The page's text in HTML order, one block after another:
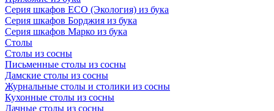
Серия шкафов ECO (Экология) из бука
Серия шкафов Борджия из бука
Серия шкафов Марко из бука
Столы
Столы из сосны
Письменные столы из сосны
Дамские столы из сосны
Журнальные столы и столики из сосны
Кухонные столы из сосны
Дачные столы из сосны